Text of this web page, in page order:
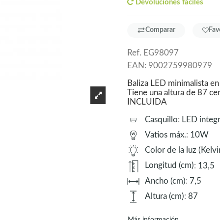
Devoluciones fáciles
Comparar
Ref. EG98097
EAN: 9002759980979
Baliza LED minimalista
Tiene una altura de 87
INCLUIDA
Casquillo: LED
Vatios máx.: 10W
Color de la luz
Longitud (cm): 13,5
Ancho (cm): 7,5
Altura (cm): 87